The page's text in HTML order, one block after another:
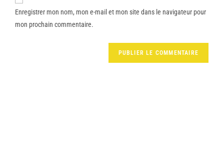
Enregistrer mon nom, mon e-mail et mon site dans le navigateur pour
mon prochain commentaire.